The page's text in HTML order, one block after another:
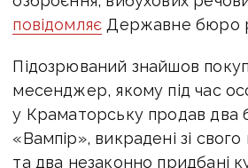
повідомляє Державне бюро
Підозрюваний знайшов
месенджер, якому під час
у Краматорську продав два
«Вампір», викрадені зі свого
та два незаконно придбані